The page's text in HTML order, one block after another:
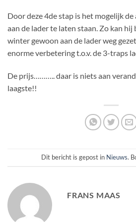
Door deze 4de stap is het mogelijk
aan de lader te laten staan. Zo kan
winter gewoon aan de lader weg
enorme verbetering t.o.v. de 3-traps
De prijs……….. daar is niets aan
laagste!!
Dit bericht is gepost in Nieuws.
FRANS MAAS